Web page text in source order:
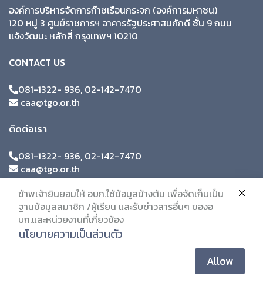
องค์การบริหารจัดการก๊าซเรือนกระจก (องค์การมหาชน)
120 หมู่ 3 ศูนย์ราชการฯ อาคารรัฐประศาสนภักดี ชั้น 9 ถนน
แจ้งวัฒนะ หลักสี่ กรุงเทพฯ 10210
CONTACT US
081-1322- 936, 02-142-7470
caa@tgo.or.th
ติดต่อเรา
081-1322- 936, 02-142-7470
caa@tgo.or.th
ข้าพเจ้ายินยอมให้ อบก.ใช้ข้อมูลข้างต้น เพื่อจัดเก็บเป็น
ฐานข้อมูลสมาชิก /ผู้เรียน และรับข่าวสารอื่นๆ ของอ
บก.และหน่วยงานที่เกี่ยวข้อง
นโยบายความเป็นส่วนตัว
Allow